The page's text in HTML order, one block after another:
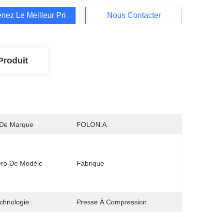
Le Meilleur Prix Nous Contacter
Marque FOLON.A
De Modèle Fabrique
Presse À Compression